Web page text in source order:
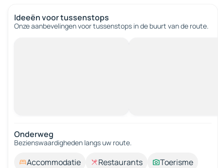
Ideeën voor tussenstops
Onze aanbevelingen voor tussenstops in de buurt van de route.
Onderweg
Bezienswaardigheden langs uw route.
Accommodatie Restaurants
Toerisme